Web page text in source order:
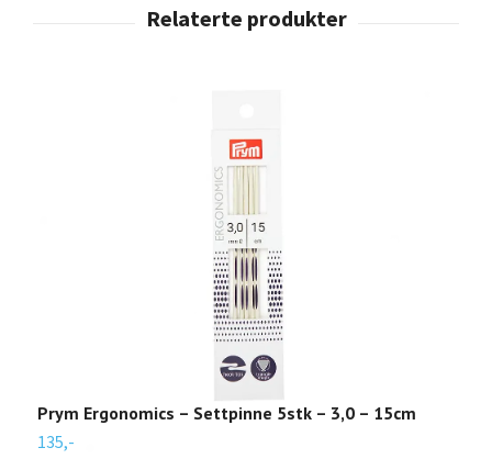
Prym Ergonomics – Settpinne 5stk – 3,0 – 15cm
135,-